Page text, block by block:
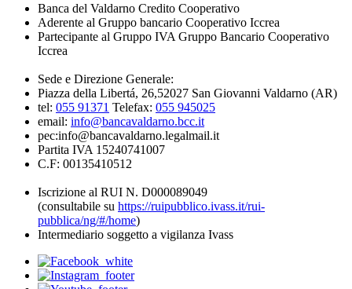
Banca del Valdarno Credito Cooperativo
Aderente al Gruppo bancario Cooperativo Iccrea
Partecipante al Gruppo IVA Gruppo Bancario Cooperativo
Iccrea
Sede e Direzione Generale:
Piazza della Libertá, 26,52027 San Giovanni Valdarno (AR)
tel: 055 91371 Telefax: 055 945025
email: info@bancavaldarno.bcc.it
pec:info@bancavaldarno.legalmail.it
Partita IVA 15240741007
C.F: 00135410512
Iscrizione al RUI N. D000089049
(consultabile su https://ruipubblico.ivass.it/rui-
pubblica/ng/#/home)
Intermediario soggetto a vigilanza Ivass